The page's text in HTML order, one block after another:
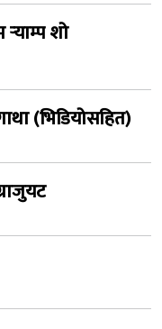
शो
(भिडियोसहित)